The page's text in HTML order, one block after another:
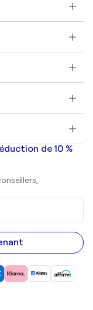
de 10 %